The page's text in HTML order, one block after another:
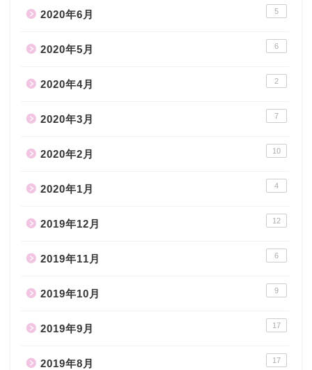
2020年6月 5
2020年5月 6
2020年4月 2
2020年3月 7
2020年2月 10
2020年1月 4
2019年12月 12
2019年11月 6
2019年10月 9
2019年9月 17
2019年8月 17